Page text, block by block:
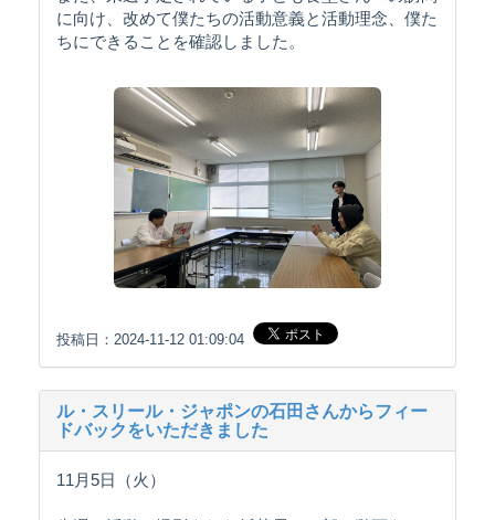
に向け、改めて僕たちの活動意義と活動理念、僕た
ちにできることを確認しました。
投稿日：2024-11-12 01:09:04
ル・スリール・ジャポンの石田さんからフィー
ドバックをいただきました
11月5日（火）